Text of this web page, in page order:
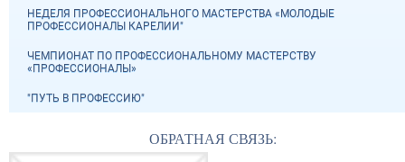
НЕДЕЛЯ ПРОФЕССИОНАЛЬНОГО МАСТЕРСТВА «МОЛОДЫЕ
ПРОФЕССИОНАЛЫ КАРЕЛИИ"
ЧЕМПИОНАТ ПО ПРОФЕССИОНАЛЬНОМУ МАСТЕРСТВУ
«ПРОФЕССИОНАЛЫ»
"ПУТЬ В ПРОФЕССИЮ"
ОБРАТНАЯ СВЯЗЬ: